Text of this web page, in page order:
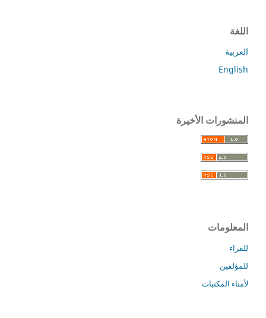
اللغة
العربية
English
المنشورات الأخيرة
المعلومات
للقراء
للمؤلفين
لأمناء المكتبات